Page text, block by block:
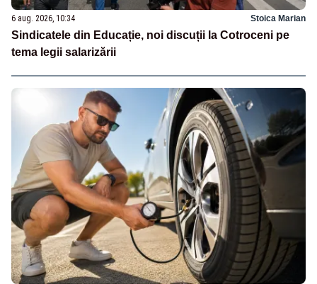
6 aug. 2026, 10:34 Stoica Marian
Sindicatele din Educație, noi discuții la Cotroceni pe
tema legii salarizării